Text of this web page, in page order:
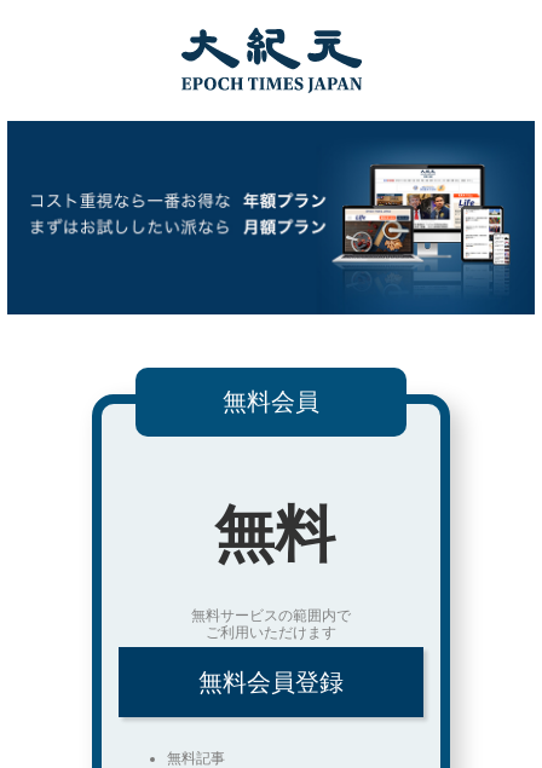
無料会員
無料
無料サービスの範囲内で
ご利用いただけます
無料会員登録
無料記事